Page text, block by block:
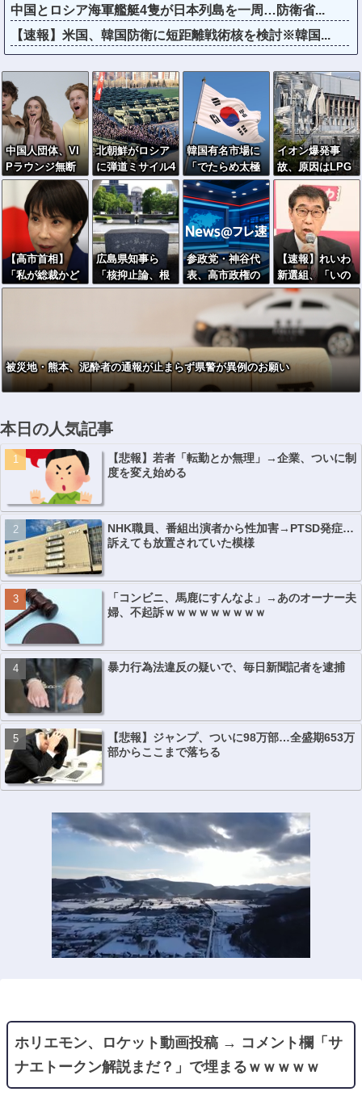
中国とロシア海軍艦艇4隻が日本列島を一周…防衛省...
【速報】米国、韓国防衛に短距離戦術核を検討※韓国...
中国人団体、VI
Pラウンジ無断
侵入→搭乗拒否
→空港警備員
の”つり目ポー
ズ”で国際問題に
ｗｗｗ
北朝鮮がロシア
に弾道ミサイル4
0発供与、ミサイ
ル部隊90人派遣
開始…さらに80
発見通し！
韓国有名市場に
「でたらめ太極
旗」商品…徐教
授「覚醒するべ
き」
イオン爆発事
故、原因はLPG
漏れか…経産省
が全国一斉点検
【高市首相】
「私が総裁かど
うかとは分け
を説明
広島県知事ら
「核抑止論、根
本的におかし
参政党・神谷代
表、高市政権の
食料品減税を
「天下の愚策」
と一刀両断
【速報】れいわ
新選組、「いの
ちの党」に党名
変更ｗｗｗｗｗ
ｗ
被災地・熊本、泥酔者の通報が止まらず県警が異例のお願い
本日の人気記事
【悲報】若者「転勤とか無理」→企業、ついに制
度を変え始める
NHK職員、番組出演者から性加害→PTSD発症…
訴えても放置されていた模様
「コンビニ、馬鹿にすんなよ」→あのオーナー夫
婦、不起訴ｗｗｗｗｗｗｗｗｗ
暴力行為法違反の疑いで、毎日新聞記者を逮捕
【悲報】ジャンプ、ついに98万部…全盛期653万
部からここまで落ちる
ホリエモン、ロケット動画投稿 → コメント欄「サ
ナエトークン解説まだ？」で埋まるｗｗｗｗｗ